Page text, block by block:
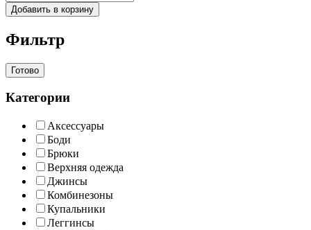
Добавить в корзину
Фильтр
Готово
Категории
Аксессуары
Боди
Брюки
Верхняя одежда
Джинсы
Комбинезоны
Купальники
Леггинсы